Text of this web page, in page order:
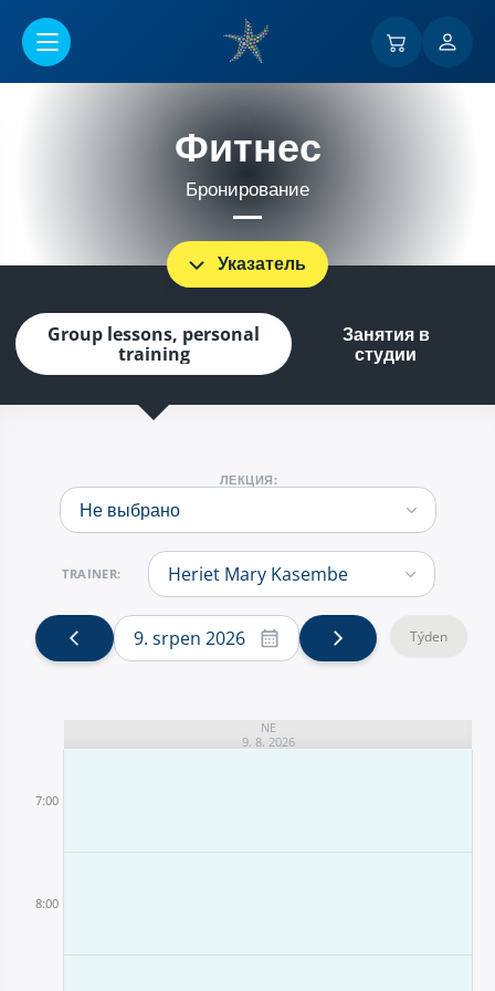
Фитнес
Бронирование
Указатель
Group lessons, personal
training
Занятия в
студии
ЛЕКЦИЯ:
TRAINER:
Týden
9. srpen 2026
NE
9. 8. 2026
7:00
8:00